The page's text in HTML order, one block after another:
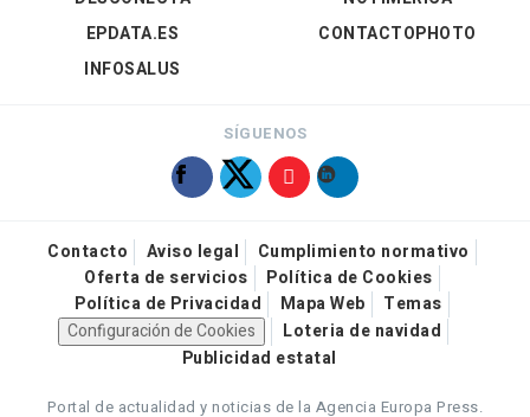
EPDATA.ES
INFOSALUS
CONTACTOPHOTO
SÍGUENOS
Contacto Aviso legal
Cumplimiento normativo
Oferta de servicios
Política de Cookies
Política de Privacidad
Mapa Web
Temas
Configuración de Cookies
Loteria de navidad
Publicidad estatal
Portal de actualidad y noticias de la Agencia Europa Press.